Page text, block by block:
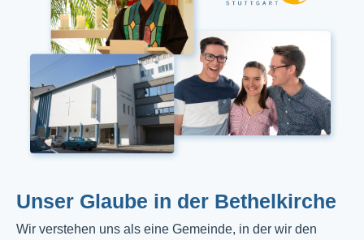
Unser Glaube in der Bethelkirche
Wir verstehen uns als eine Gemeinde, in der wir den